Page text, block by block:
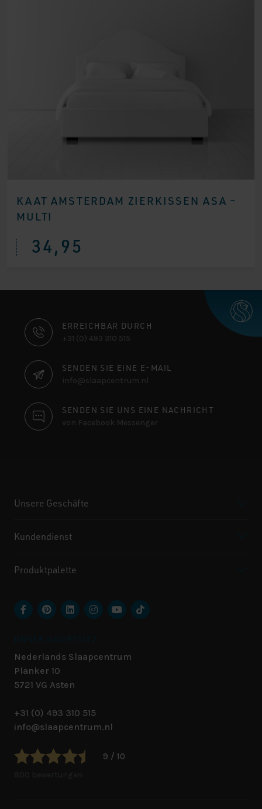
KAAT AMSTERDAM ZIERKISSEN ASA –
MULTI
34,95
KONTAKTINFORMATIONEN
ERREICHBAR DURCH
+31 (0) 493 310 515
SENDEN SIE EINE E-MAIL
info@slaapcentrum.nl
SENDEN SIE UNS EINE NACHRICHT
von Facebook Messenger
Unsere Geschäfte
Kundendienst
Produktpalette
Nederlands Slaapcentrum
Planker 10
5721 VG Asten
+31 (0) 493 310 515
info@slaapcentrum.nl
9 / 10